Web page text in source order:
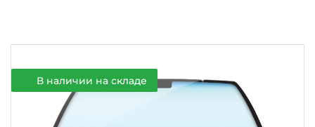
В наличии на складе